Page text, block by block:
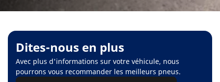
Dites-nous en plus
Avec plus d'informations sur votre véhicule, nous
pourrons vous recommander les meilleurs pneus.